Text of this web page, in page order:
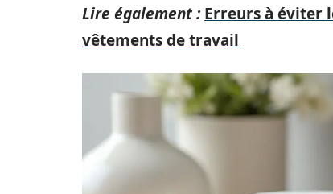
Lire également : Erreurs à éviter
vêtements de travail